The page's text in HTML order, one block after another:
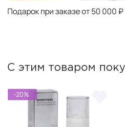
Подарок при заказе от 50 000 ₽
С этим товаром
-20%